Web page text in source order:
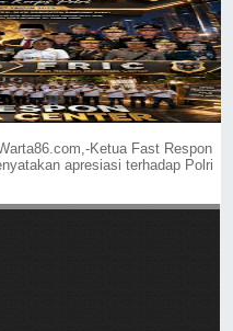
Ketua Fast Respon
apresiasi terhadap Polri